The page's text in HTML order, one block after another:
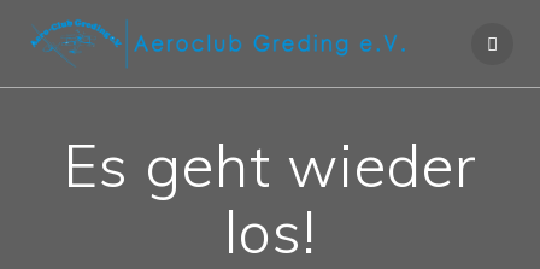
Es geht wieder
los!